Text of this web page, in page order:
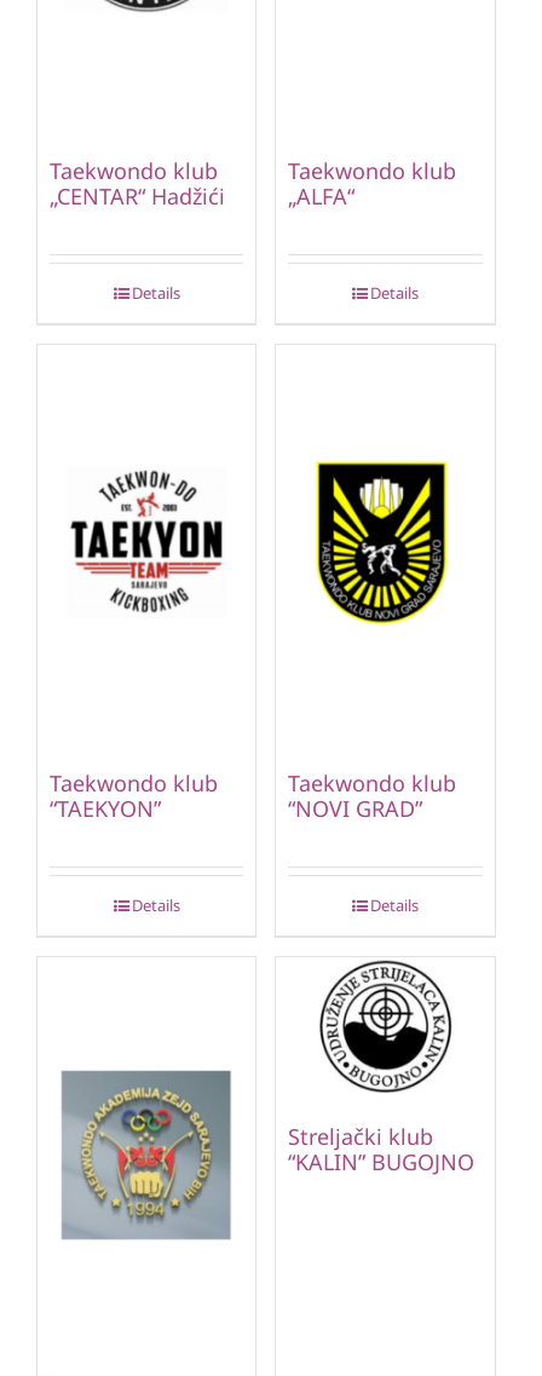
Taekwondo klub
„CENTAR“ Hadžići
Details
Taekwondo klub
„ALFA“
Details
Taekwondo klub
“TAEKYON”
Details
Taekwondo klub
“NOVI GRAD”
Details
Streljački klub
“KALIN” BUGOJNO